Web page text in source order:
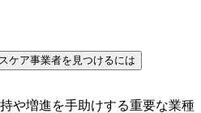
ケア事業者を見つけるには
や増進を手助けする重要な業種